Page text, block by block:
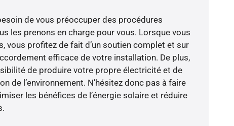
de vous préoccuper des procédures
les prenons en charge pour vous. Lorsque vous
vous profitez de fait d’un soutien complet et sur
efficace de votre installation. De plus,
de produire votre propre électricité et de
de l’environnement. N’hésitez donc pas à faire
les bénéfices de l’énergie solaire et réduire